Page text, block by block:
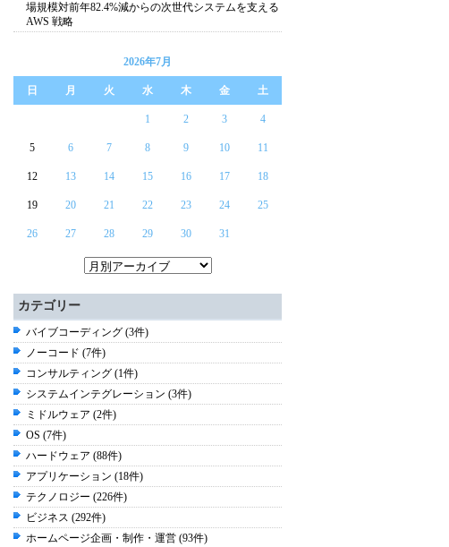
場規模対前年82.4%減からの次世代システムを支える
AWS 戦略
2026年7月
日 月 火 水 木 金 土
1 2 3 4
5 6 7 8 9 10 11
12 13 14 15 16 17 18
19 20 21 22 23 24 25
26 27 28 29 30 31
カテゴリー
バイブコーディング (3件)
ノーコード (7件)
コンサルティング (1件)
システムインテグレーション (3件)
ミドルウェア (2件)
OS (7件)
ハードウェア (88件)
アプリケーション (18件)
テクノロジー (226件)
ビジネス (292件)
ホームページ企画・制作・運営 (93件)